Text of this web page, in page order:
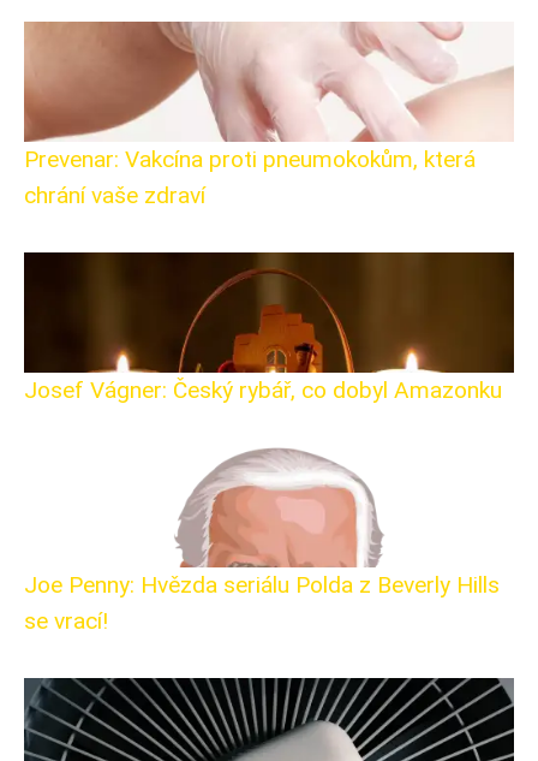
Prevenar: Vakcína proti pneumokokům, která
chrání vaše zdraví
Josef Vágner: Český rybář, co dobyl Amazonku
Joe Penny: Hvězda seriálu Polda z Beverly Hills
se vrací!